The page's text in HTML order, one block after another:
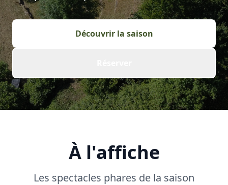
Découvrir la saison
À l'affiche
Les spectacles phares de la saison